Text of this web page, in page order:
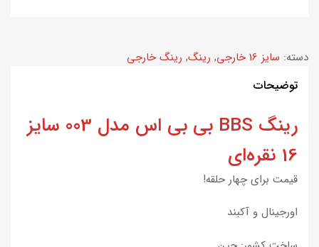
دسته: سایز 16 خارجی , رینگ, رینگ خارجی
توضیحات
رینگ BBS بی بی اس مدل 003 سایز
16 نقره‌ای
قیمت برای چهار حلقه!
اورجینال و آکبند